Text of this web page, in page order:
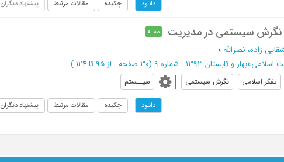
دانلود چکیده مقالات مرتبط پیشنهاد دیگران
نگرش سیستمی در مدیریت مقاله
زاده، نصرالله ؛
اسلامی»بهار و تابستان 1393 - شماره 9 (‎30 صفحه - از 95 تا 124 )
تفکر اسلامی نگرش سیستمی سیــستم
دانلود چکیده مقالات مرتبط پیشنهاد دیگران